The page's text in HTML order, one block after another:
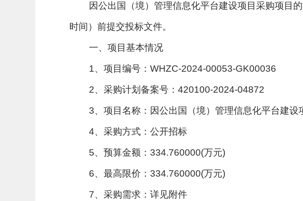
因公出国（境）管理信息化平台建设项目采购项目
时间）前提交投标文件。
一、项目基本情况
1、项目编号：WHZC-2024-00053-GK00036
2、采购计划备案号：420100-2024-04872
3、项目名称：因公出国（境）管理信息化平台建设
4、采购方式：公开招标
5、预算金额：334.760000(万元)
6、最高限价：334.760000(万元)
7、采购需求：详见附件